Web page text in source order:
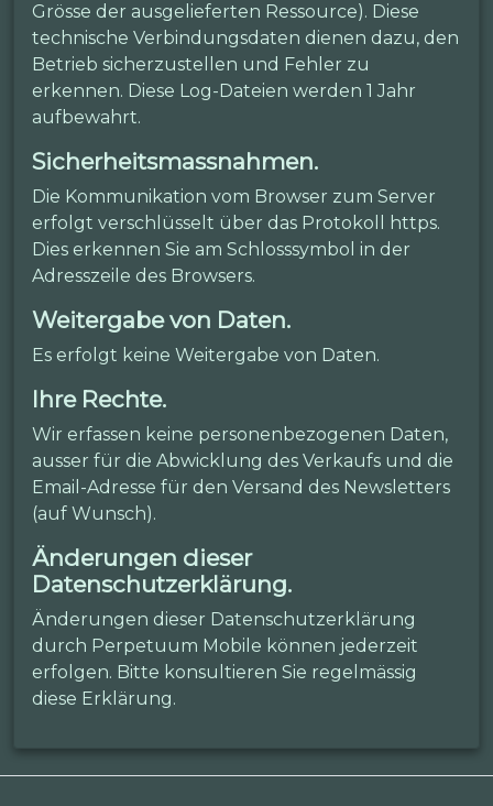
Grösse der ausgelieferten Ressource). Diese
technische Verbindungsdaten dienen dazu, den
Betrieb sicherzustellen und Fehler zu
erkennen. Diese Log-Dateien werden 1 Jahr
aufbewahrt.
Sicherheitsmassnahmen.
Die Kommunikation vom Browser zum Server
erfolgt verschlüsselt über das Protokoll https.
Dies erkennen Sie am Schlosssymbol in der
Adresszeile des Browsers.
Weitergabe von Daten.
Es erfolgt keine Weitergabe von Daten.
Ihre Rechte.
Wir erfassen keine personenbezogenen Daten,
ausser für die Abwicklung des Verkaufs und die
Email-Adresse für den Versand des Newsletters
(auf Wunsch).
Änderungen dieser
Datenschutzerklärung.
Änderungen dieser Datenschutzerklärung
durch Perpetuum Mobile können jederzeit
erfolgen. Bitte konsultieren Sie regelmässig
diese Erklärung.